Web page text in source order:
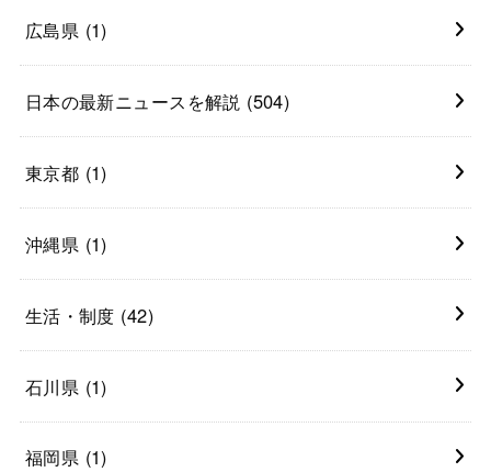
広島県 (1)
日本の最新ニュースを解説 (504)
東京都 (1)
沖縄県 (1)
生活・制度 (42)
石川県 (1)
福岡県 (1)